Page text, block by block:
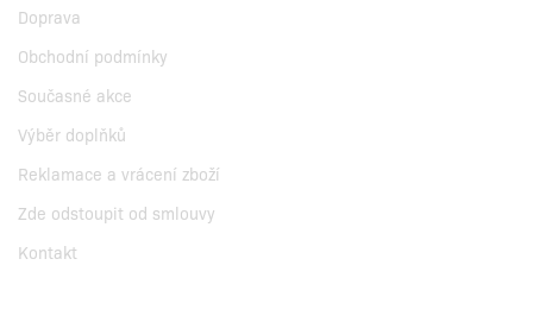
Doprava
Obchodní podmínky
Současné akce
Výběr doplňků
Reklamace a vrácení zboží
Zde odstoupit od smlouvy
Kontakt